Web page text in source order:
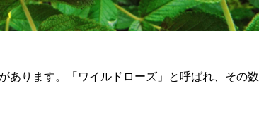
あります。「ワイルドローズ」と呼ばれ、その数